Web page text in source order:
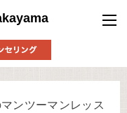
ンツーマンレッス